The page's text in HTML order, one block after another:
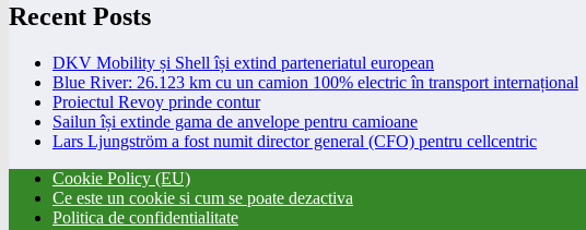
Recent Posts
DKV Mobility și Shell își extind parteneriatul european
Blue River: 26.123 km cu un camion 100% electric în transport internațional
Proiectul Revoy prinde contur
Sailun își extinde gama de anvelope pentru camioane
Lars Ljungström a fost numit director general (CFO) pentru cellcentric
Cookie Policy (EU)
Ce este un cookie si cum se poate dezactiva
Politica de confidentialitate